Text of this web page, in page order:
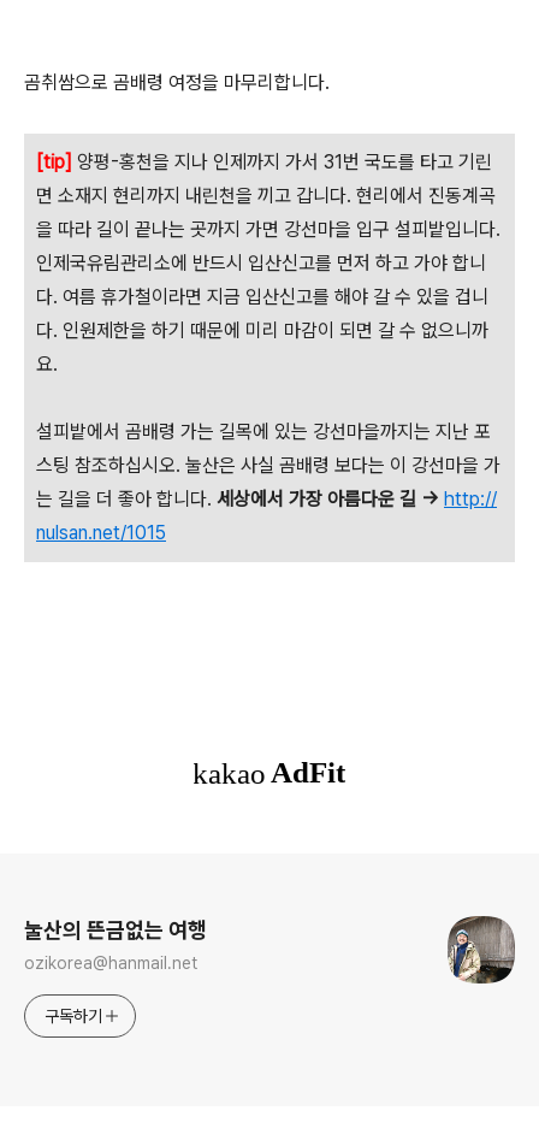
곰취쌈으로 곰배령 여정을 마무리합니다.
[tip] 양평-홍천을 지나 인제까지 가서 31번 국도를 타고 기린
면 소재지 현리까지 내린천을 끼고 갑니다. 현리에서 진동계곡
을 따라 길이 끝나는 곳까지 가면 강선마을 입구 설피밭입니다.
인제국유림관리소에 반드시 입산신고를 먼저 하고 가야 합니
다. 여름 휴가철이라면 지금 입산신고를 해야 갈 수 있을 겁니
다. 인원제한을 하기 때문에 미리 마감이 되면 갈 수 없으니까
요.
설피밭에서 곰배령 가는 길목에 있는 강선마을까지는 지난 포
스팅 참조하십시오. 눌산은 사실 곰배령 보다는 이 강선마을 가
는 길을 더 좋아 합니다. 세상에서 가장 아름다운 길 -> http://
nulsan.net/1015
눌산의 뜬금없는 여행
ozikorea@hanmail.net
구독하기